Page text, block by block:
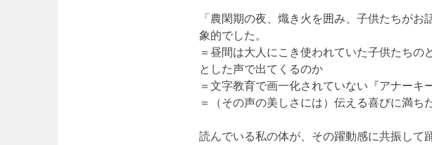
「農閑期の夜、熾き火を囲み、子供たちが
象的でした。
＝昼間は大人にこき使われていた子供たちの
とした声で出てくるのか
＝文字教育で画一化されていない『アナーキ
＝（その声の美しさには）伝える喜びに満ち
読んでいる私の体が、その躍動感に共振して